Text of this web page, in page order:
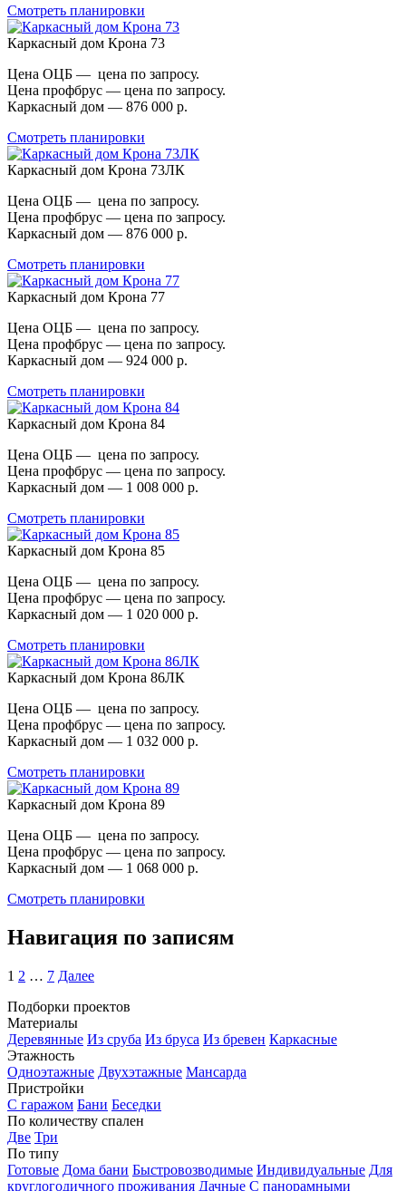
Смотреть планировки
Каркасный дом Крона 73
Цена ОЦБ — цена по запросу.
Цена профбрус — цена по запросу.
Каркасный дом — 876 000 р.
Смотреть планировки
Каркасный дом Крона 73ЛК
Цена ОЦБ — цена по запросу.
Цена профбрус — цена по запросу.
Каркасный дом — 876 000 р.
Смотреть планировки
Каркасный дом Крона 77
Цена ОЦБ — цена по запросу.
Цена профбрус — цена по запросу.
Каркасный дом — 924 000 р.
Смотреть планировки
Каркасный дом Крона 84
Цена ОЦБ — цена по запросу.
Цена профбрус — цена по запросу.
Каркасный дом — 1 008 000 р.
Смотреть планировки
Каркасный дом Крона 85
Цена ОЦБ — цена по запросу.
Цена профбрус — цена по запросу.
Каркасный дом — 1 020 000 р.
Смотреть планировки
Каркасный дом Крона 86ЛК
Цена ОЦБ — цена по запросу.
Цена профбрус — цена по запросу.
Каркасный дом — 1 032 000 р.
Смотреть планировки
Каркасный дом Крона 89
Цена ОЦБ — цена по запросу.
Цена профбрус — цена по запросу.
Каркасный дом — 1 068 000 р.
Смотреть планировки
Навигация по записям
1 2 … 7 Далее
Подборки проектов
Материалы
Деревянные Из сруба Из бруса Из бревен Каркасные
Этажность
Одноэтажные Двухэтажные Мансарда
Пристройки
С гаражом Бани Беседки
По количеству спален
Две Три
По типу
Готовые Дома бани Быстровозводимые Индивидуальные Для
круглогодичного проживания Дачные С панорамными